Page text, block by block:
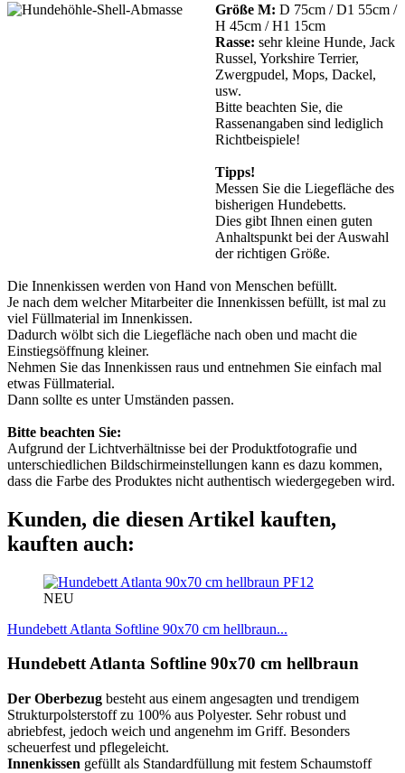
Größe M: D 75cm / D1 55cm /
H 45cm / H1 15cm
Rasse: sehr kleine Hunde, Jack
Russel, Yorkshire Terrier,
Zwergpudel, Mops, Dackel,
usw.
Bitte beachten Sie, die
Rassenangaben sind lediglich
Richtbeispiele!
Tipps!
Messen Sie die Liegefläche des
bisherigen Hundebetts.
Dies gibt Ihnen einen guten
Anhaltspunkt bei der Auswahl
der richtigen Größe.
Die Innenkissen werden von Hand von Menschen befüllt.
Je nach dem welcher Mitarbeiter die Innenkissen befüllt, ist mal zu
viel Füllmaterial im Innenkissen.
Dadurch wölbt sich die Liegefläche nach oben und macht die
Einstiegsöffnung kleiner.
Nehmen Sie das Innenkissen raus und entnehmen Sie einfach mal
etwas Füllmaterial.
Dann sollte es unter Umständen passen.
Bitte beachten Sie:
Aufgrund der Lichtverhältnisse bei der Produktfotografie und
unterschiedlichen Bildschirmeinstellungen kann es dazu kommen,
dass die Farbe des Produktes nicht authentisch wiedergegeben wird.
Kunden, die diesen Artikel kauften,
kauften auch:
PF12
NEU
Hundebett Atlanta Softline 90x70 cm hellbraun...
Hundebett Atlanta Softline 90x70 cm hellbraun
Der Oberbezug besteht aus einem angesagten und trendigem
Strukturpolsterstoff zu 100% aus Polyester. Sehr robust und
abriebfest, jedoch weich und angenehm im Griff. Besonders
scheuerfest und pflegeleicht.
Innenkissen gefüllt als Standardfüllung mit festem Schaumstoff